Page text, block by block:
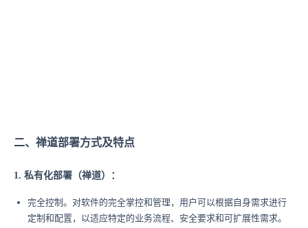
二、禅道部署方式及特点
1. 私有化部署（禅道）：
完全控制。对软件的完全掌控和管理，用户可以根据自身需求进行
定制和配置，以适应特定的业务流程、安全要求和可扩展性需求。